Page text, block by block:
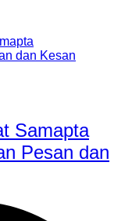
Samapta
Pesan dan